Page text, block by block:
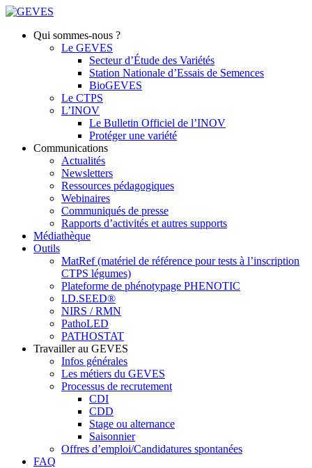
Qui sommes-nous ?
Le GEVES
Secteur d’Étude des Variétés
Station Nationale d’Essais de Semences
BioGEVES
Le CTPS
L’INOV
Le Bulletin Officiel de l’INOV
Protéger une variété
Communications
Actualités
Newsletters
Ressources pédagogiques
Webinaires
Communiqués de presse
Rapports d’activités et autres supports
Médiathèque
Outils
MatRef (matériel de référence pour tests à l’inscription
CTPS légumes)
Plateforme de phénotypage PHENOTIC
I.D.SEED®
NIRS / RMN
PathoLED
PATHOSTAT
Travailler au GEVES
Infos générales
Les métiers du GEVES
Processus de recrutement
CDI
CDD
Stage ou alternance
Saisonnier
Offres d’emploi/Candidatures spontanées
FAQ